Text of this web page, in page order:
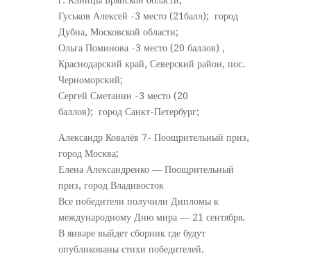
Гуськов Алексей -3 место (21балл); город
Дубна, Московской области;
Ольга Поминова -3 место (20 баллов) ,
Краснодарский край, Северский район, пос.
Черноморский;
Сергей Сметанин -3 место (20
баллов); город Санкт-Петербург;
Александр Ковалёв 7- Поощрительный приз,
город Москва;
Елена Александренко — Поощрительный
приз, город Владивосток
Все победители получили Дипломы к
международному Дню мира — 21 сентября.
В январе выйдет сборник где будут
опубликованы стихи победителей.